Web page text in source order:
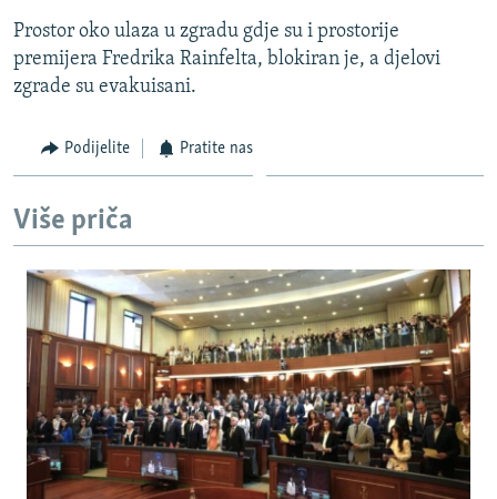
VIŠE OD NASLOVA
GENOCID U SREBRENICI
TV LIBERTY
MOJA EVROPA
TRI DECENIJE OD RATA U BIH
SVE KARTE DEJTONA
NASTANAK I RASPAD JUGOSLAVIJE
PRATITE NAS
Sve RFE/RL stranice
Prostor oko ulaza u zgradu gdje su i prostorije
premijera Fredrika Rainfelta, blokiran je, a djelovi
zgrade su evakuisani.
Podijelite Pratite nas
Više priča